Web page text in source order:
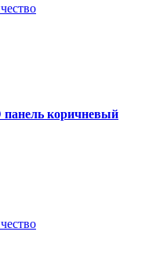
коричневый